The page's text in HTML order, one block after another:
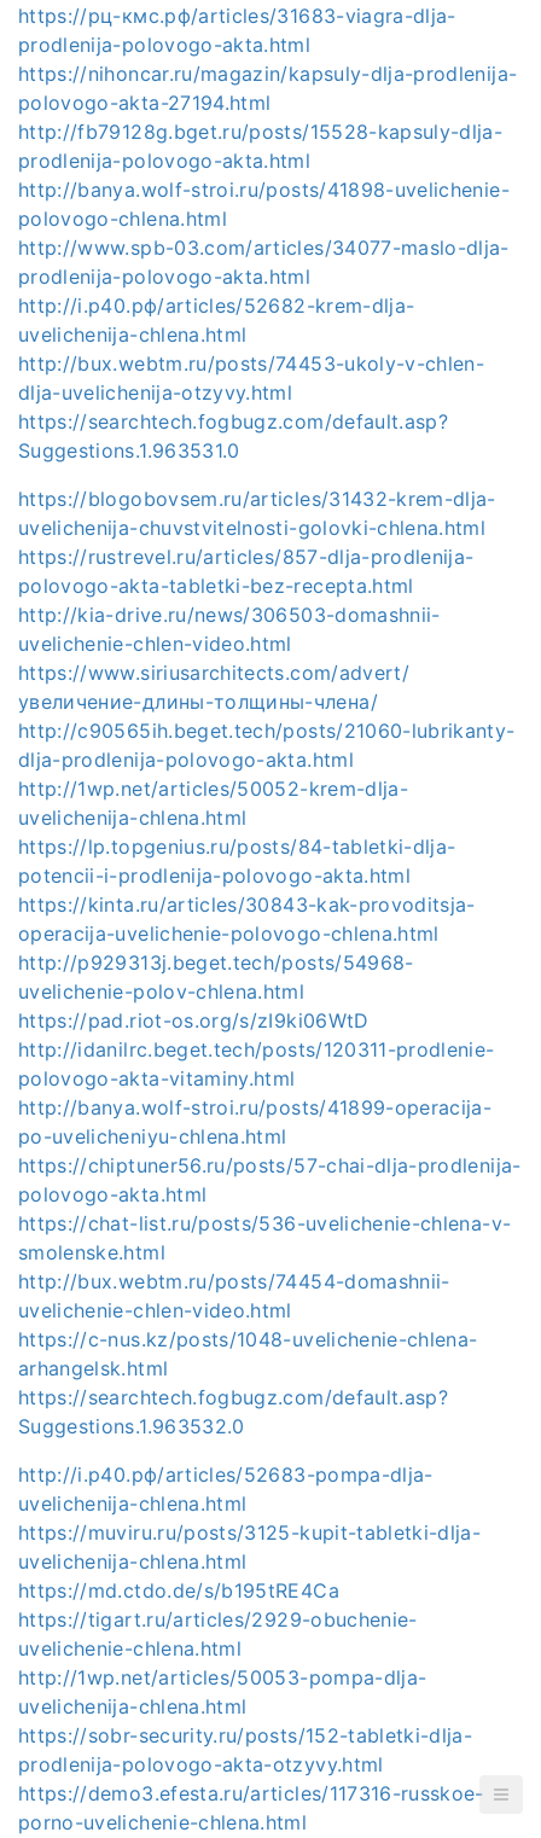
https://рц-кмс.рф/articles/31683-viagra-dlja-
prodlenija-polovogo-akta.html
https://nihoncar.ru/magazin/kapsuly-dlja-prodlenija-
polovogo-akta-27194.html
http://fb79128g.bget.ru/posts/15528-kapsuly-dlja-
prodlenija-polovogo-akta.html
http://banya.wolf-stroi.ru/posts/41898-uvelichenie-
polovogo-chlena.html
http://www.spb-03.com/articles/34077-maslo-dlja-
prodlenija-polovogo-akta.html
http://i.р40.рф/articles/52682-krem-dlja-
uvelichenija-chlena.html
http://bux.webtm.ru/posts/74453-ukoly-v-chlen-
dlja-uvelichenija-otzyvy.html
https://searchtech.fogbugz.com/default.asp?
Suggestions.1.963531.0
https://blogobovsem.ru/articles/31432-krem-dlja-
uvelichenija-chuvstvitelnosti-golovki-chlena.html
https://rustrevel.ru/articles/857-dlja-prodlenija-
polovogo-akta-tabletki-bez-recepta.html
http://kia-drive.ru/news/306503-domashnii-
uvelichenie-chlen-video.html
https://www.siriusarchitects.com/advert/
увеличение-длины-толщины-члена/
http://c90565ih.beget.tech/posts/21060-lubrikanty-
dlja-prodlenija-polovogo-akta.html
http://1wp.net/articles/50052-krem-dlja-
uvelichenija-chlena.html
https://lp.topgenius.ru/posts/84-tabletki-dlja-
potencii-i-prodlenija-polovogo-akta.html
https://kinta.ru/articles/30843-kak-provoditsja-
operacija-uvelichenie-polovogo-chlena.html
http://p929313j.beget.tech/posts/54968-
uvelichenie-polov-chlena.html
https://pad.riot-os.org/s/zI9ki06WtD
http://idanilrc.beget.tech/posts/120311-prodlenie-
polovogo-akta-vitaminy.html
http://banya.wolf-stroi.ru/posts/41899-operacija-
po-uvelicheniyu-chlena.html
https://chiptuner56.ru/posts/57-chai-dlja-prodlenija-
polovogo-akta.html
https://chat-list.ru/posts/536-uvelichenie-chlena-v-
smolenske.html
http://bux.webtm.ru/posts/74454-domashnii-
uvelichenie-chlen-video.html
https://c-nus.kz/posts/1048-uvelichenie-chlena-
arhangelsk.html
https://searchtech.fogbugz.com/default.asp?
Suggestions.1.963532.0
http://i.р40.рф/articles/52683-pompa-dlja-
uvelichenija-chlena.html
https://muviru.ru/posts/3125-kupit-tabletki-dlja-
uvelichenija-chlena.html
https://md.ctdo.de/s/b195tRE4Ca
https://tigart.ru/articles/2929-obuchenie-
uvelichenie-chlena.html
http://1wp.net/articles/50053-pompa-dlja-
uvelichenija-chlena.html
https://sobr-security.ru/posts/152-tabletki-dlja-
prodlenija-polovogo-akta-otzyvy.html
https://demo3.efesta.ru/articles/117316-russkoe-
porno-uvelichenie-chlena.html